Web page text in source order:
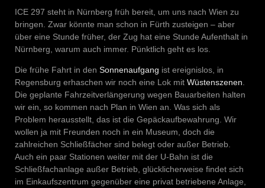
ICE 297 steht in Nürnberg früh bereit, um uns nach Wien zu
bringen. Zwar könnte man schon in Fürth zusteigen – aber
über eine Stunde früher, der Zug hat eine Stunde Aufenthalt in
Nürnberg, warum auch immer. Pünktlich geht es los.
Die frühe Fahrt in den Sonnenaufgang ist ereignislos, in
Regensburg erhaschen wir noch eine Lok mit Wüstenszenen
Die geplante Fahrzeitverlängerung wegen Bauarbeiten halten
wir ein, so kommen nach Plan in Wien an. Was sich als
Problem herausstellt, das ist die Gepäckaufbewahrung. Wir
wollen ja mit Freunden noch in ein Museum, doch die
zahlreichen Schließfächer sind belegt oder außer Betrieb.
Auch ein paar Stationen weiter mit der U-Bahn ist die
Schließfachanlage außer Betrieb, glücklicherweise findet sich
im Einkaufszentrum gegenüber eine privat betriebene Anlage,